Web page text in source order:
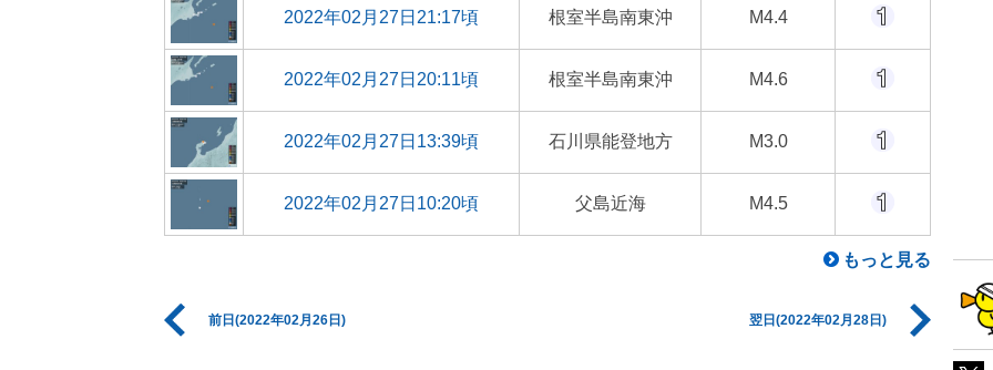
2022年02月27日21:17頃 根室半島南東沖 M4.4
2022年02月27日20:11頃 根室半島南東沖 M4.6
2022年02月27日13:39頃 石川県能登地方 M3.0
2022年02月27日10:20頃 父島近海 M4.5
もっと見る
前日(2022年02月26日) 翌日(2022年02月28日)